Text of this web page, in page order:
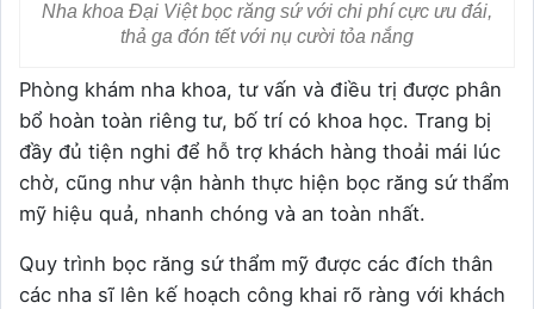
Nha khoa Đại Việt bọc răng sứ với chi phí cực ưu đái,
thả ga đón tết với nụ cười tỏa nắng
Phòng khám nha khoa, tư vấn và điều trị được phân
bổ hoàn toàn riêng tư, bố trí có khoa học. Trang bị
đầy đủ tiện nghi để hỗ trợ khách hàng thoải mái lúc
chờ, cũng như vận hành thực hiện bọc răng sứ thẩm
mỹ hiệu quả, nhanh chóng và an toàn nhất.
Quy trình bọc răng sứ thẩm mỹ được các đích thân
các nha sĩ lên kế hoạch công khai rõ ràng với khách